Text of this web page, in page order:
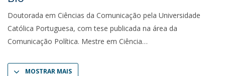
Doutorada em Ciências da Comunicação pela Universidade
Católica Portuguesa, com tese publicada na área da
Comunicação Política. Mestre em Ciência
MOSTRAR MAIS